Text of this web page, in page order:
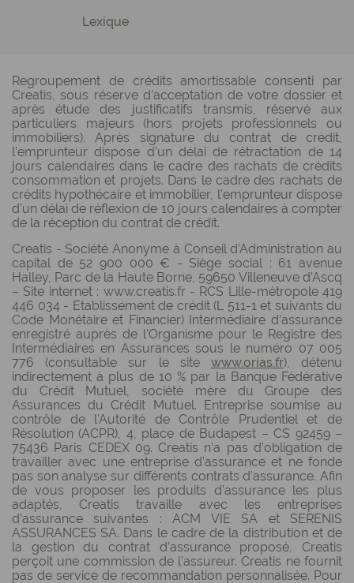
Lexique
Regroupement de crédits amortissable consenti par
Creatis, sous réserve d’acceptation de votre dossier et
après étude des justificatifs transmis, réservé aux
particuliers majeurs (hors projets professionnels ou
immobiliers). Après signature du contrat de crédit,
l’emprunteur dispose d’un délai de rétractation de 14
jours calendaires dans le cadre des rachats de crédits
consommation et projets. Dans le cadre des rachats de
crédits hypothécaire et immobilier, l’emprunteur dispose
d’un délai de réflexion de 10 jours calendaires à compter
de la réception du contrat de crédit.
Creatis - Société Anonyme à Conseil d’Administration au
capital de 52 900 000 € - Siège social : 61 avenue
Halley, Parc de la Haute Borne, 59650 Villeneuve d’Ascq
– Site internet : www.creatis.fr - RCS Lille-métropole 419
446 034 - Etablissement de crédit (L 511-1 et suivants du
Code Monétaire et Financier) Intermédiaire d’assurance
enregistré auprès de l’Organisme pour le Registre des
Intermédiaires en Assurances sous le numéro 07 005
776 (consultable sur le site www.orias.fr), détenu
indirectement à plus de 10 % par la Banque Fédérative
du Crédit Mutuel, société mère du Groupe des
Assurances du Crédit Mutuel. Entreprise soumise au
contrôle de l'Autorité de Contrôle Prudentiel et de
Résolution (ACPR), 4, place de Budapest – CS 92459 –
75436 Paris CEDEX 09. Creatis n’a pas d’obligation de
travailler avec une entreprise d’assurance et ne fonde
pas son analyse sur différents contrats d’assurance. Afin
de vous proposer les produits d’assurance les plus
adaptés, Creatis travaille avec les entreprises
d’assurance suivantes : ACM VIE SA et SERENIS
ASSURANCES SA. Dans le cadre de la distribution et de
la gestion du contrat d’assurance proposé, Creatis
perçoit une commission de l’assureur. Creatis ne fournit
pas de service de recommandation personnalisée. Pour